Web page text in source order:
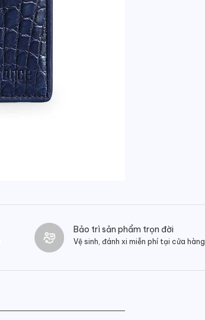
Bảo trì sản phẩm trọn đời
Vệ sinh, đánh xi miễn phí tại cửa hàng